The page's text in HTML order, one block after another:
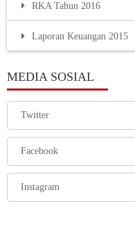
RKA Tahun 2016
Laporan Keuangan 2015
MEDIA SOSIAL
Twitter
Facebook
Instagram